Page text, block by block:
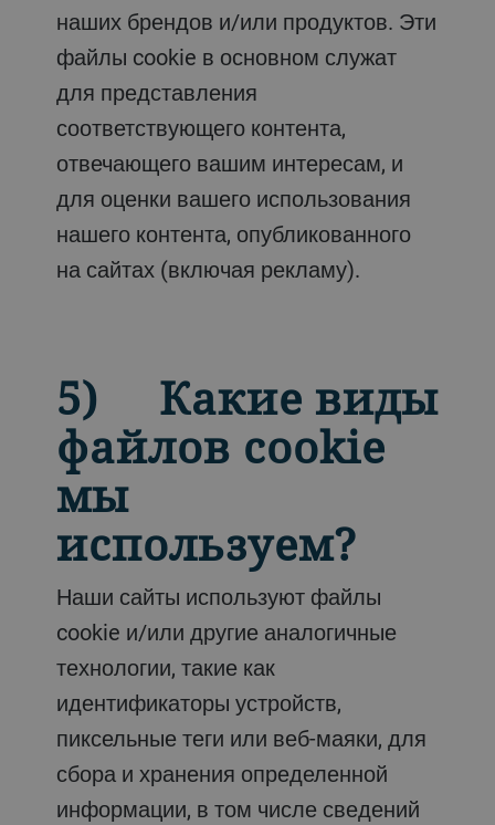
наших брендов и/или продуктов. Эти
файлы cookie в основном служат
для представления
соответствующего контента,
отвечающего вашим интересам, и
для оценки вашего использования
нашего контента, опубликованного
на сайтах (включая рекламу).
5) Какие виды
файлов cookie
мы
используем?
Наши сайты используют файлы
cookie и/или другие аналогичные
технологии, такие как
идентификаторы устройств,
пиксельные теги или веб-маяки, для
сбора и хранения определенной
информации, в том числе сведений